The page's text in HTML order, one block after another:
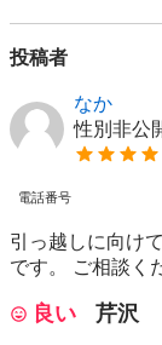
投稿者
なか
性別非公
電話番号
引っ越しに向け
です。 ご相談く
良い
芹沢